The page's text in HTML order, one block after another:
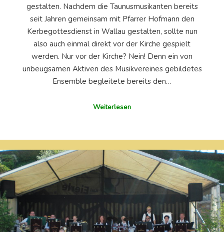
gestalten. Nachdem die Taunusmusikanten bereits
seit Jahren gemeinsam mit Pfarrer Hofmann den
Kerbegottesdienst in Wallau gestalten, sollte nun
also auch einmal direkt vor der Kirche gespielt
werden. Nur vor der Kirche? Nein! Denn ein von
unbeugsamen Aktiven des Musikvereines gebildetes
Ensemble begleitete bereits den…
Weiterlesen